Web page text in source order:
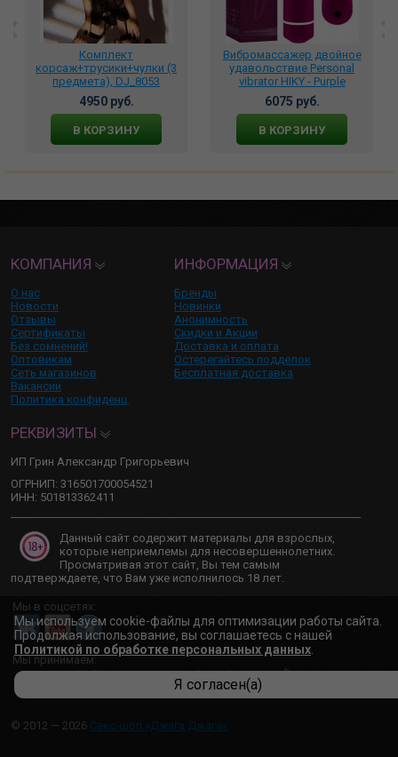
Комплект
корсаж+трусики+чулки (3
предмета), DJ_8053
4950 руб.
В КОРЗИНУ
Вибромассажер двойное
удавольствие Personal
vibrator HIKY - Purple
6075 руб.
В КОРЗИНУ
КОМПАНИЯ
О нас
Новости
Отзывы
Сертификаты
Без сомнений!
Оптовикам
Сеть магазинов
Вакансии
Политика конфиденц.
ИНФОРМАЦИЯ
Бренды
Новинки
Анонимность
Скидки и Акции
Доставка и оплата
Остерегайтесь подделок
Бесплатная доставка
РЕКВИЗИТЫ
ИП Грин Александр Григорьевич
ОГРНИП: 316501700054521
ИНН: 501813362411
Данный сайт содержит материалы для взрослых,
которые неприемлемы для несовершеннолетних.
Просматривая этот сайт, Вы тем самым
подтверждаете, что Вам уже исполнилось 18 лет.
Мы в соцсетях:
Мы принимаем:
© 2012 — 2026 Секс-шоп «Джага Джага»
Мы используем cookie-файлы для оптимизации работы сайта.
Продолжая использование, вы соглашаетесь с нашей
Политикой по обработке персональных данных
Я согласен(а)